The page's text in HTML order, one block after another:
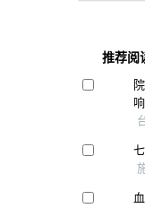
推荐阅
响